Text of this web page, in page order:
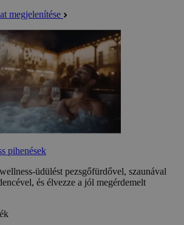
megjelenítése
pihenések
üdülést pezsgőfürdővel, szaunával
és élvezze a jól megérdemelt